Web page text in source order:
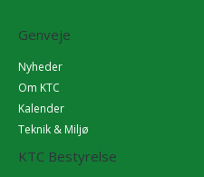
Genveje
Nyheder
Om KTC
Kalender
Teknik & Miljø
KTC Bestyrelse